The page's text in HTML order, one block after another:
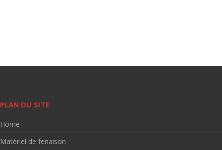
PLAN DU SITE
Home
Matériel de fenaison